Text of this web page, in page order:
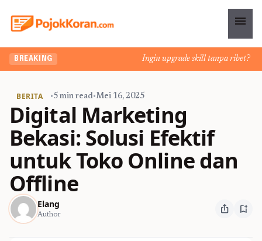
menu
BREAKING Ingin upgrade skill tanpa ribet?
BERITA •5 min read•Mei 16, 2025
Digital Marketing
Bekasi: Solusi Efektif
untuk Toko Online dan
Offline
Elang
Author ios_share bookmark_add